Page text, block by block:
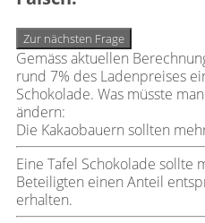
Zur nächsten Frage
Gemäss aktuellen
rund 7% des Ladenpreises
Schokolade. Was müsste
ändern:
Die Kakaobauern sollten
Eine Tafel Schokolade sollte
Beteiligten einen Anteil
erhalten.